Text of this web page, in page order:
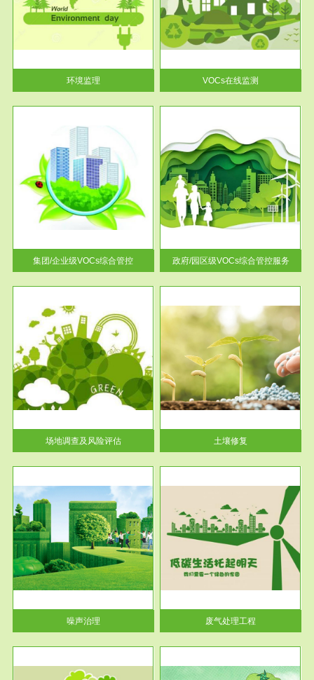
环境监理
VOCs在线监测
根据《重点区域大气污染防
治“十二五”规划》有机废气净化
率达...
VOCs在线监测
集团/企业级VOCs综合管控
服务范围
政府/园区级VOCs综合管控服务
根据《石化行业挥发性有机物综
合整治方案》文件要求，到2017
年，全...
政府/园区级VOCs综合管控服务
场地调查及风险评估
服务范围
土壤修复
土壤修复
噪声治理
服务范围
废气处理工程
废气处理工程